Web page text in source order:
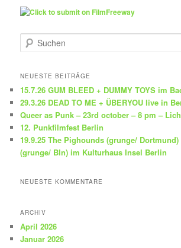
u
h
n
NEUESTE BEITRÄGE
15.7.26 GUM BLEED + DUMMY TOYS im
29.3.26 DEAD TO ME + ÜBERYOU live in
Queer as Punk – 23rd october – 8 pm –
12. Punkfilmfest Berlin
19.9.25 The Pighounds (grunge/ Dortmund)
(grunge/ Bln) im Kulturhaus Insel Berlin
NEUESTE KOMMENTARE
ARCHIV
April 2026
Januar 2026